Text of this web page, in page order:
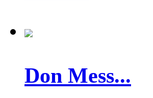
Don Mess...